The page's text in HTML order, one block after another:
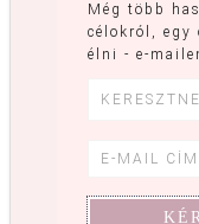
Még több
célokról, egy
élni - e-